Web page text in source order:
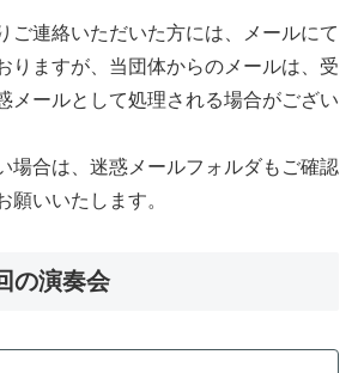
ご連絡いただいた方には、メールにて
りますが、当団体からのメールは、受
メールとして処理される場合がござい
場合は、迷惑メールフォルダもご確認
願いいたします。
の演奏会